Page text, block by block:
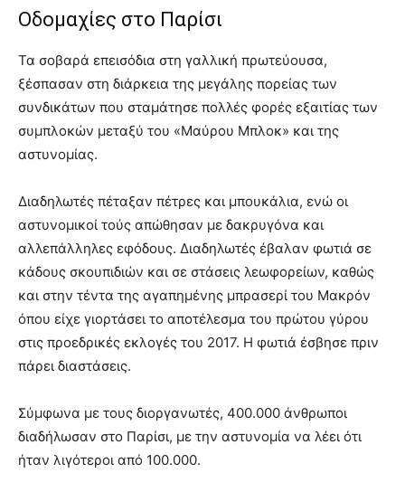
Οδομαχίες στο Παρίσι
Τα σοβαρά επεισόδια στη γαλλική πρωτεύουσα,
ξέσπασαν στη διάρκεια της μεγάλης πορείας των
συνδικάτων που σταμάτησε πολλές φορές εξαιτίας των
συμπλοκών μεταξύ του «Μαύρου Μπλοκ» και της
αστυνομίας.
Διαδηλωτές πέταξαν πέτρες και μπουκάλια, ενώ οι
αστυνομικοί τούς απώθησαν με δακρυγόνα και
αλλεπάλληλες εφόδους. Διαδηλωτές έβαλαν φωτιά σε
κάδους σκουπιδιών και σε στάσεις λεωφορείων, καθώς
και στην τέντα της αγαπημένης μπρασερί του Μακρόν
όπου είχε γιορτάσει το αποτέλεσμα του πρώτου γύρου
στις προεδρικές εκλογές του 2017. Η φωτιά έσβησε πριν
πάρει διαστάσεις.
Σύμφωνα με τους διοργανωτές, 400.000 άνθρωποι
διαδήλωσαν στο Παρίσι, με την αστυνομία να λέει ότι
ήταν λιγότεροι από 100.000.